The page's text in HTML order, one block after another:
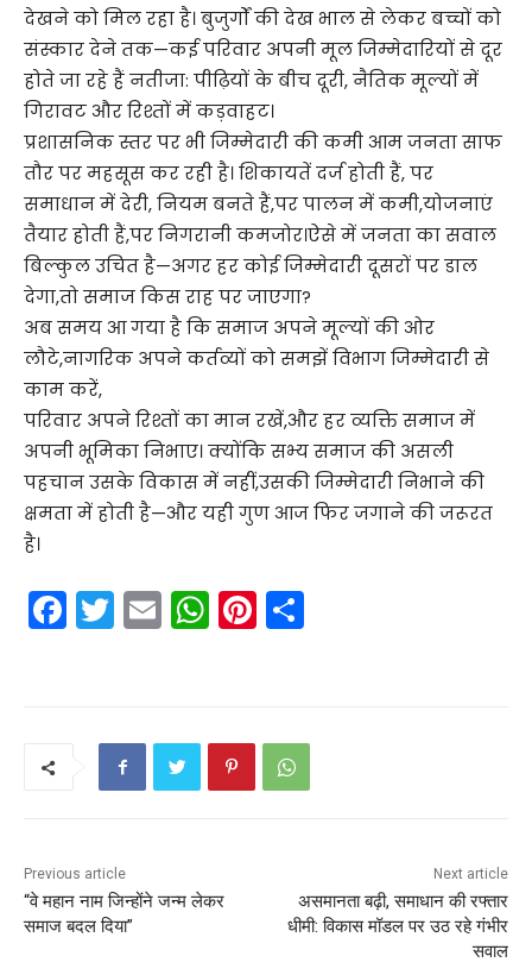
देखने को मिल रहा है। बुजुर्गों की देख भाल से लेकर बच्चों को
संस्कार देने तक—कई परिवार अपनी मूल जिम्मेदारियों से दूर
होते जा रहे हैं नतीजा: पीढ़ियों के बीच दूरी, नैतिक मूल्यों में
गिरावट और रिश्तों में कड़वाहट।
प्रशासनिक स्तर पर भी जिम्मेदारी की कमी आम जनता साफ
तौर पर महसूस कर रही है। शिकायतें दर्ज होती हैं, पर
समाधान में देरी, नियम बनते हैं,पर पालन में कमी,योजनाएं
तैयार होती हैं,पर निगरानी कमजोर।ऐसे में जनता का सवाल
बिल्कुल उचित है—अगर हर कोई जिम्मेदारी दूसरों पर डाल
देगा,तो समाज किस राह पर जाएगा?
अब समय आ गया है कि समाज अपने मूल्यों की ओर
लौटे,नागरिक अपने कर्तव्यों को समझें विभाग जिम्मेदारी से
काम करें,
परिवार अपने रिश्तों का मान रखें,और हर व्यक्ति समाज में
अपनी भूमिका निभाए। क्योंकि सभ्य समाज की असली
पहचान उसके विकास में नहीं,उसकी जिम्मेदारी निभाने की
क्षमता में होती है—और यही गुण आज फिर जगाने की जरूरत
है।
F
a
k
T
w
E
m
W
h
A
p
Pi
nt
st
Previous article
“वे महान नाम जिन्होंने जन्म लेकर
समाज बदल दिया”
Next article
असमानता बढ़ी, समाधान की रफ्तार
धीमी: विकास मॉडल पर उठ रहे गंभीर
सवाल